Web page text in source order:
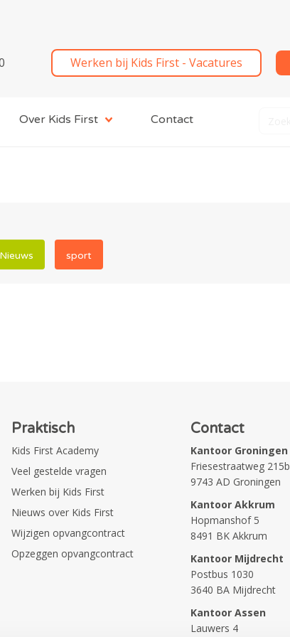
Werken bij Kids First - Vacatures
Over Kids First Contact
Nieuws sport
Praktisch
Kids First Academy
Veel gestelde vragen
Werken bij Kids First
Nieuws over Kids First
Wijzigen opvangcontract
Opzeggen opvangcontract
Contact
Kantoor Groningen
Friesestraatweg 215b
9743 AD Groningen
Kantoor Akkrum
Hopmanshof 5
8491 BK Akkrum
Kantoor Mijdrecht
Postbus 1030
3640 BA Mijdrecht
Kantoor Assen
Lauwers 4